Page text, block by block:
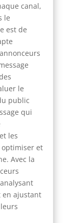
canal,
le
est de
le
public
qui
les
optimiser et
Avec la
en ajustant